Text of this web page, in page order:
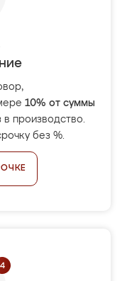
10% от суммы
в производство.
без %.